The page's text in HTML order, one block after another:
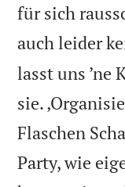
für sich
auch leider
lasst uns ’ne
sie.
Flaschen
Party, wie